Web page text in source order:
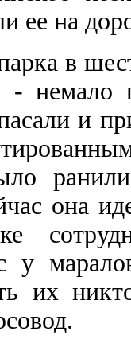
ее на
в
немало
и
она
у
их